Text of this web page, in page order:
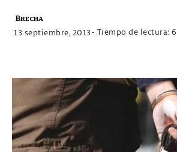
Brecha
13 septiembre, 2013- Tiempo de lectura: